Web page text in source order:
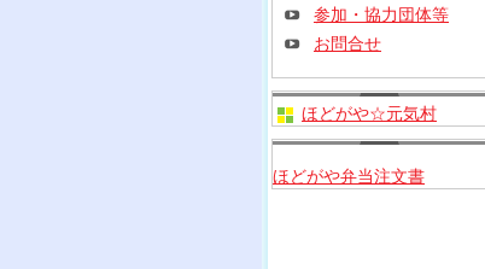
参加・協力団体等
お問合せ
ほどがや☆元気村
ほどがや弁当注文書